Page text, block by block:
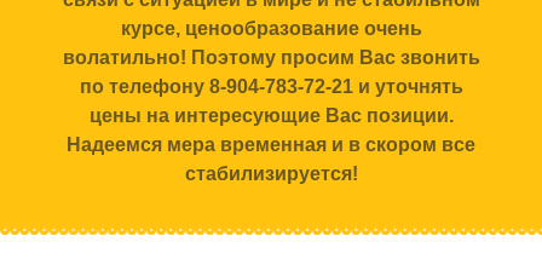
курсе, ценообразование очень
волатильно! Поэтому просим Вас звонить
по телефону 8-904-783-72-21 и уточнять
цены на интересующие Вас позиции.
Надеемся мера временная и в скором все
стабилизируется!